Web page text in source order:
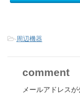
-周辺機器
comment
メールアドレス